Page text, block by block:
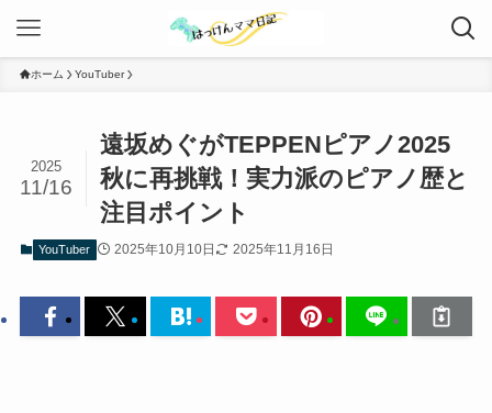
ホーム YouTuber
遠坂めぐがTEPPENピアノ2025
秋に再挑戦！実力派のピアノ歴と
注目ポイント
2025
11/16
YouTuber 2025年10月10日 2025年11月16日